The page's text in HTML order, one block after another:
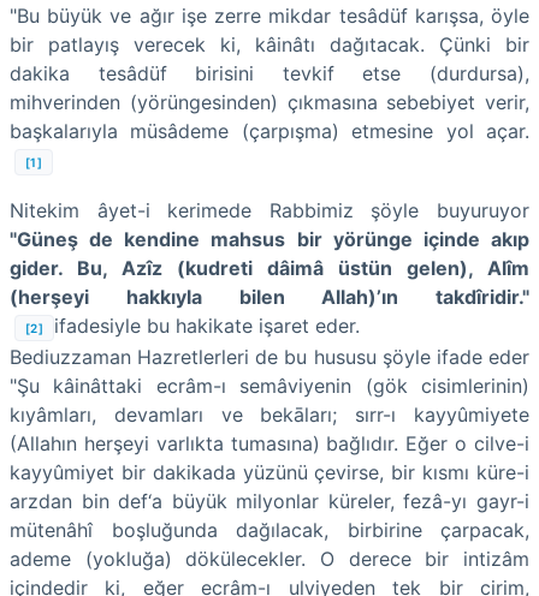
"Bu büyük ve ağır işe zerre mikdar tesâdüf karışsa, öyle
bir patlayış verecek ki, kâinâtı dağıtacak. Çünki bir
dakika tesâdüf birisini tevkif etse (durdursa),
mihverinden (yörüngesinden) çıkmasına sebebiyet verir,
başkalarıyla müsâdeme (çarpışma) etmesine yol açar.
[1]
Nitekim âyet-i kerimede Rabbimiz şöyle buyuruyor
"Güneş de kendine mahsus bir yörünge içinde akıp
gider. Bu, Azîz (kudreti dâimâ üstün gelen), Alîm
(herşeyi hakkıyla bilen Allah)’ın takdîridir."
[2]
ifadesiyle bu hakikate işaret eder.
Bediuzzaman Hazretlerleri de bu hususu şöyle ifade eder
"Şu kâinâttaki ecrâm-ı semâviyenin (gök cisimlerinin)
kıyâmları, devamları ve bekāları; sırr-ı kayyûmiyete
(Allahın herşeyi varlıkta tumasına) bağlıdır. Eğer o cilve-i
kayyûmiyet bir dakikada yüzünü çevirse, bir kısmı küre-i
arzdan bin def‘a büyük milyonlar küreler, fezâ-yı gayr-i
mütenâhî boşluğunda dağılacak, birbirine çarpacak,
ademe (yokluğa) dökülecekler. O derece bir intizâm
içindedir ki, eğer ecrâm-ı ulviyeden tek bir cirim,